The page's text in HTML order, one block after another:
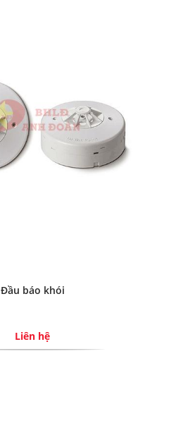
Đầu báo khói
Liên hệ